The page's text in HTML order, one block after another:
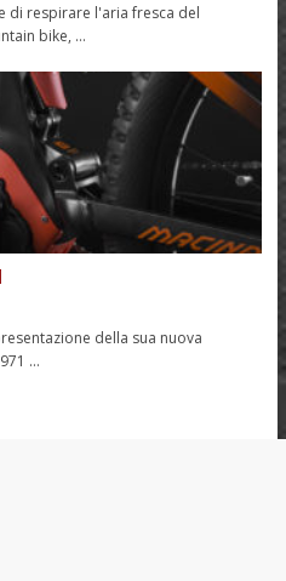
di respirare l'aria fresca del
bike, …
della sua nuova
…